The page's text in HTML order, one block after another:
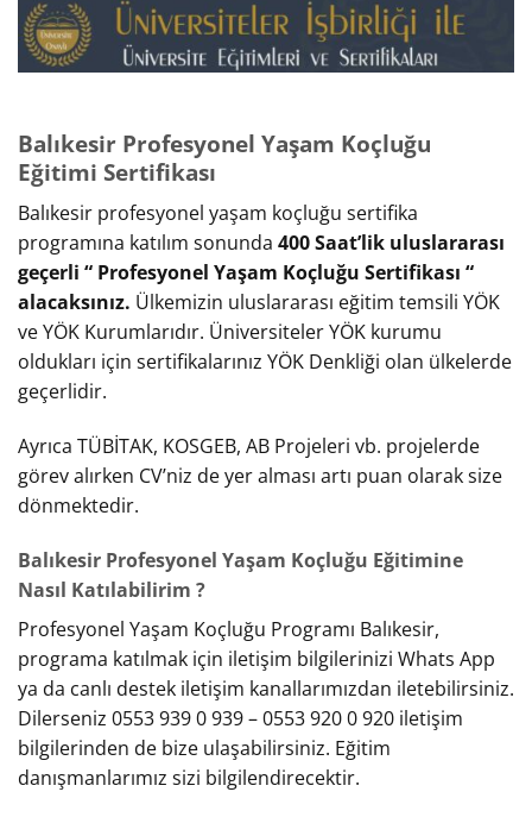
Balıkesir Profesyonel Yaşam Koçluğu
Eğitimi Sertifikası
Balıkesir profesyonel yaşam koçluğu sertifika
programına katılım sonunda 400 Saat’lik uluslararası
geçerli “ Profesyonel Yaşam Koçluğu Sertifikası “
alacaksınız. Ülkemizin uluslararası eğitim temsili YÖK
ve YÖK Kurumlarıdır. Üniversiteler YÖK kurumu
oldukları için sertifikalarınız YÖK Denkliği olan ülkelerde
geçerlidir.
Ayrıca TÜBİTAK, KOSGEB, AB Projeleri vb. projelerde
görev alırken CV’niz de yer alması artı puan olarak size
dönmektedir.
Balıkesir Profesyonel Yaşam Koçluğu Eğitimine
Nasıl Katılabilirim ?
Profesyonel Yaşam Koçluğu Programı Balıkesir,
programa katılmak için iletişim bilgilerinizi Whats App
ya da canlı destek iletişim kanallarımızdan iletebilirsiniz.
Dilerseniz 0553 939 0 939 – 0553 920 0 920 iletişim
bilgilerinden de bize ulaşabilirsiniz. Eğitim
danışmanlarımız sizi bilgilendirecektir.